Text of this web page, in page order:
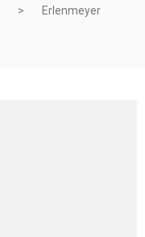
Erlenmeyer